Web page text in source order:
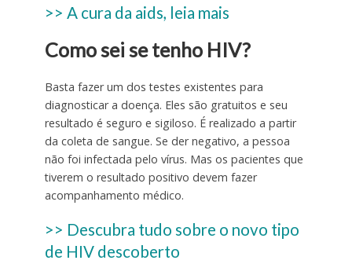
>> A cura da aids, leia mais
Como sei se tenho HIV?
Basta fazer um dos testes existentes para
diagnosticar a doença. Eles são gratuitos e seu
resultado é seguro e sigiloso. É realizado a partir
da coleta de sangue. Se der negativo, a pessoa
não foi infectada pelo vírus. Mas os pacientes que
tiverem o resultado positivo devem fazer
acompanhamento médico.
>> Descubra tudo sobre o novo tipo
de HIV descoberto